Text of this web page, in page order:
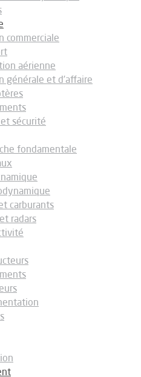
commerciale
aérienne
générale et d’affaire
sécurité
fondamentale
carburants
radars